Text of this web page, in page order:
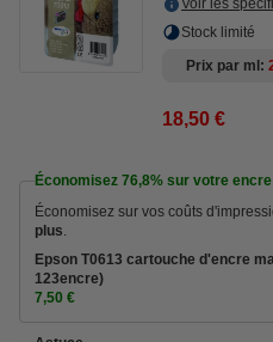
Voir les
Stock limité
Prix par ml
18,50 €
Économisez 76,8% sur votre
Économisez sur vos coûts
plus.
Epson T0613 cartouche d'encre
123encre)
7,50 €